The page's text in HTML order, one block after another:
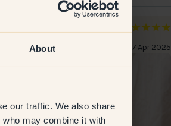
About
our traffic. We also share
may combine it with
Kunde
27 Apr 2025